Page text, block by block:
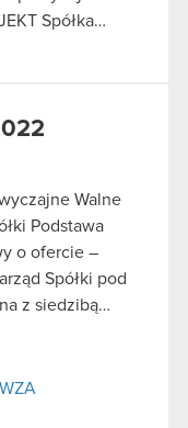
Spółka…
Walne
Podstawa
o ofercie –
Spółki pod
z siedzibą…